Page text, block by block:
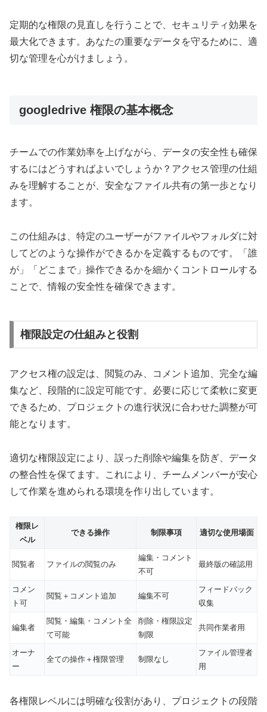
定期的な権限の見直しを行うことで、セキュリティ効果を
最大化できます。あなたの重要なデータを守るために、適
切な管理を心がけましょう。
googledrive 権限の基本概念
チームでの作業効率を上げながら、データの安全性も確保
するにはどうすればよいでしょうか？アクセス管理の仕組
みを理解することが、安全なファイル共有の第一歩となり
ます。
この仕組みは、特定のユーザーがファイルやフォルダに対
してどのような操作ができるかを定義するものです。「誰
が」「どこまで」操作できるかを細かくコントロールする
ことで、情報の安全性を確保できます。
権限設定の仕組みと役割
アクセス権の設定は、閲覧のみ、コメント追加、完全な編
集など、段階的に設定可能です。必要に応じて柔軟に変更
できるため、プロジェクトの進行状況に合わせた調整が可
能となります。
適切な権限設定により、誤った削除や編集を防ぎ、データ
の整合性を保てます。これにより、チームメンバーが安心
して作業を進められる環境を作り出しています。
権限レ
ベル
できる操作 制限事項 適切な使用場面
閲覧者 ファイルの閲覧のみ
編集・コメント
不可
最終版の確認用
コメン
ト可
閲覧＋コメント追加 編集不可
フィードバック
収集
編集者
閲覧・編集・コメント全
て可能
削除・権限設定
制限
共同作業者用
オーナ
ー
全ての操作＋権限管理 制限なし
ファイル管理者
用
各権限レベルには明確な役割があり、プロジェクトの段階